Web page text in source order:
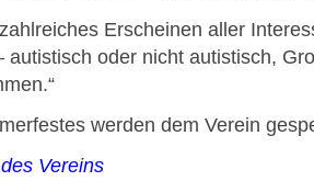
Erscheinen aller
autistisch oder nicht autistisch,
werden dem Verein
Vereins